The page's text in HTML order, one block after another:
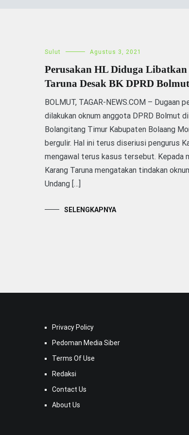
Sulut Agustus 3, 2021
Perusakan HL Diduga
Taruna Desak BK DPRD
BOLMUT, TAGAR-NEWS.COM – Dugaan
dilakukan oknum anggota DPRD Bolmut
Bolangitang Timur Kabupaten Bolaang
bergulir. Hal ini terus diseriusi pengurus
mengawal terus kasus tersebut. Kepada
Karang Taruna mengatakan tindakan
Undang […]
SELENGKAPNYA
Privacy Policy
Pedoman Media Siber
Terms Of Use
Redaksi
Contact Us
About Us